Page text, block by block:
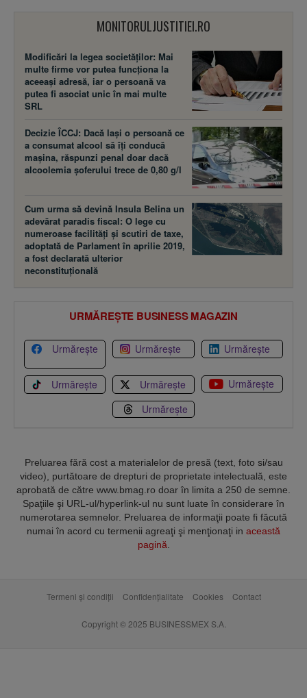
MONITORULJUSTITIEI.RO
Modificări la legea societăţilor: Mai
multe firme vor putea funcţiona la
aceeaşi adresă, iar o persoană va
putea fi asociat unic în mai multe
SRL
Decizie ÎCCJ: Dacă laşi o persoană ce
a consumat alcool să îţi conducă
maşina, răspunzi penal doar dacă
alcoolemia şoferului trece de 0,80 g/l
Cum urma să devină Insula Belina un
adevărat paradis fiscal: O lege cu
numeroase facilităţi şi scutiri de taxe,
adoptată de Parlament în aprilie 2019,
a fost declarată ulterior
neconstituţională
URMĂREȘTE BUSINESS MAGAZIN
Urmărește Urmărește Urmărește
Urmărește Urmărește
Urmărește
Urmărește
Preluarea fără cost a materialelor de presă (text, foto si/sau
video), purtătoare de drepturi de proprietate intelectuală, este
aprobată de către www.bmag.ro doar în limita a 250 de semne.
Spaţiile şi URL-ul/hyperlink-ul nu sunt luate în considerare în
numerotarea semnelor. Preluarea de informaţii poate fi făcută
numai în acord cu termenii agreaţi şi menţionaţi in această
pagină.
Termeni și condiții Confidențialitate Cookies Contact
Copyright © 2025 BUSINESSMEX S.A.